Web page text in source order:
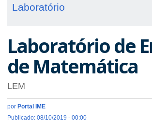
Laboratório
Laboratório de
de Matemática
LEM
por Portal IME
Publicado: 08/10/2019 - 00:00